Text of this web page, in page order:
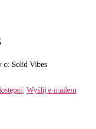
o: Solid Vibes
Wyślij e-mailem